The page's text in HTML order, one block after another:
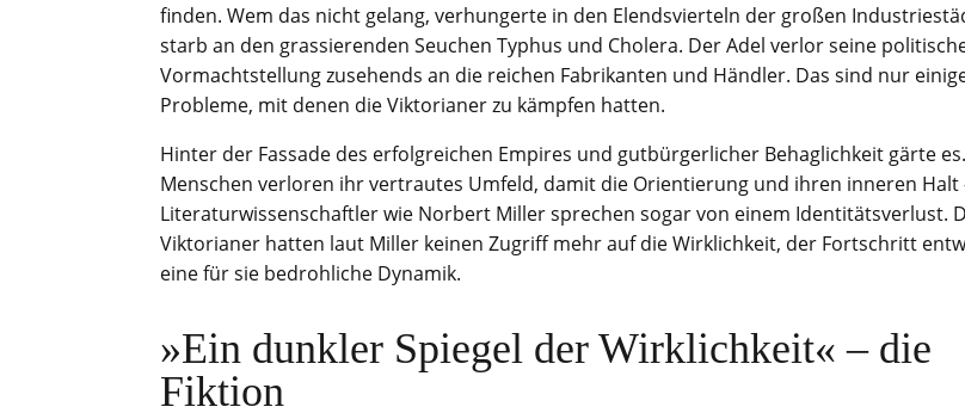
finden. Wem das nicht gelang, verhungerte in den Elendsvierteln der großen
starb an den grassierenden Seuchen Typhus und Cholera. Der Adel verlor seine
Vormachtstellung zusehends an die reichen Fabrikanten und Händler. Das sind nur
Probleme, mit denen die Viktorianer zu kämpfen hatten.
Hinter der Fassade des erfolgreichen Empires und gutbürgerlicher Behaglichkeit gärte
Menschen verloren ihr vertrautes Umfeld, damit die Orientierung und ihren inneren Halt
Literaturwissenschaftler wie Norbert Miller sprechen sogar von einem Identitätsverlust.
Viktorianer hatten laut Miller keinen Zugriff mehr auf die Wirklichkeit, der Fortschritt
eine für sie bedrohliche Dynamik.
»Ein dunkler Spiegel der Wirklichkeit« – die
Fiktion